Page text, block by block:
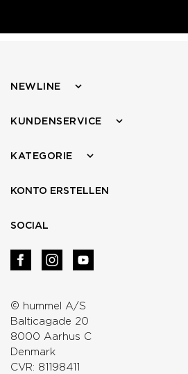
© hummel A/S
Balticagade 20
8000 Aarhus C
Denmark
CVR: 81198411
NEWLINE
KUNDENSERVICE
KATEGORIE
KONTO ERSTELLEN
SOCIAL